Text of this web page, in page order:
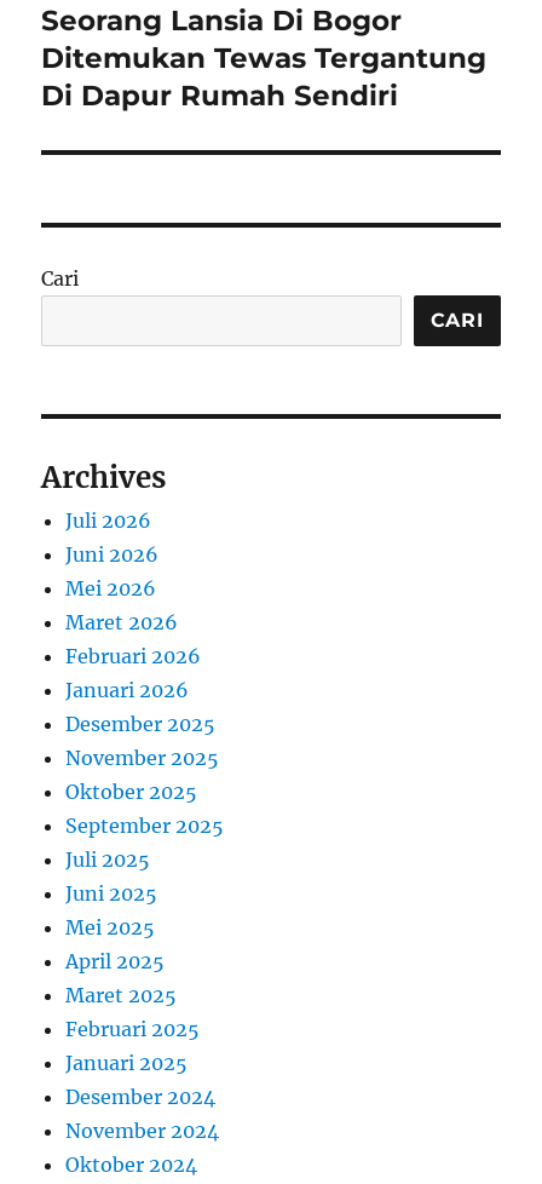
Next
post:
Seorang Lansia Di Bogor
Ditemukan Tewas Tergantung
Di Dapur Rumah Sendiri
Cari
CARI
Archives
Juli 2026
Juni 2026
Mei 2026
Maret 2026
Februari 2026
Januari 2026
Desember 2025
November 2025
Oktober 2025
September 2025
Juli 2025
Juni 2025
Mei 2025
April 2025
Maret 2025
Februari 2025
Januari 2025
Desember 2024
November 2024
Oktober 2024